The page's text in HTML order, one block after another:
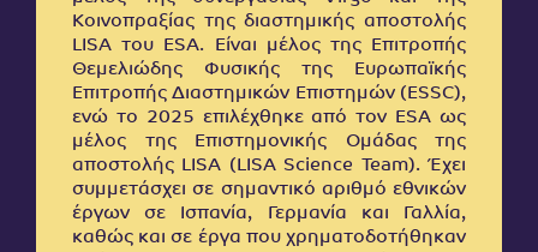
Κοινοπραξίας της διαστημικής αποστολής
LISA του ESA. Είναι μέλος της Επιτροπής
Θεμελιώδης Φυσικής της Ευρωπαϊκής
Επιτροπής Διαστημικών Επιστημών (ESSC),
ενώ το 2025 επιλέχθηκε από τον ESA ως
μέλος της Επιστημονικής Ομάδας της
αποστολής LISA (LISA Science Team). Έχει
συμμετάσχει σε σημαντικό αριθμό εθνικών
έργων σε Ισπανία, Γερμανία και Γαλλία,
καθώς και σε έργα που χρηματοδοτήθηκαν